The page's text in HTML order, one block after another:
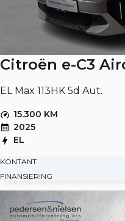
Citroën e-C3
EL Max 113HK 5d Aut.
15.300 KM
2025
EL
KONTANT
FINANSIERING